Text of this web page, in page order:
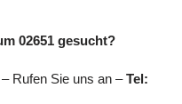
02651 gesucht?
Rufen Sie uns an –Tel: